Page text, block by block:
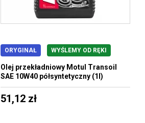
ORYGINAŁ WYŚLEMY OD RĘKI
Olej przekładniowy Motul Transoil
SAE 10W40 półsyntetyczny (1l)
51,12 zł